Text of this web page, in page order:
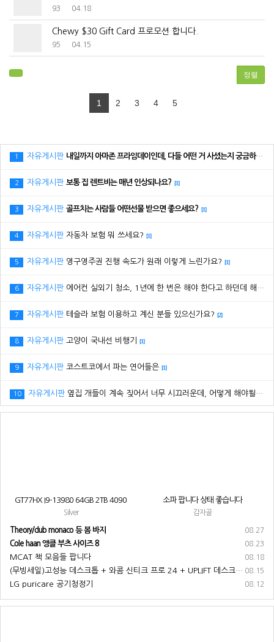
93 04.18
Chewy $30 Gift Card 프로모션 합니다.
95 04.15
정렬
1 2 3 4 5
1 자유게시판 내일까지 아마존 프라임데이인데, 다들 어떤 거 사셨는지 궁금하네요.
2 자유게시판 보통 집 렌트비는 매년 인상되나요? [1]
3 자유게시판 골프치는 사람들 어떤선물 받으면 좋으세요? [1]
4 자유게시판 자동차 보험 뭐 쓰세요? [1]
5 자유게시판 영구영주권 진행 속도가 원래 이렇게 느린가요? [1]
6 자유게시판 에어컨 실외기 청소, 1년에 한 번은 해야 한다고 하던데 해보신 분 있으세요?
7 자유게시판 테슬라 보험 이용하고 계신 분들 있으신가요? [2]
8 자유게시판 고양이 국내선 비행기 [1]
9 자유게시판 코스트코에서 파는 연어들은 [1]
10 자유게시판 옆집 개들이 계속 짖어서 너무 시끄러운데, 어떻게 해야될까요? ㅠㅠ
GT77HX I9-13980 64GB 2TB 4090
Silver
소파 팝니다 상태 좋습니다
감자골
08.27
Theory/club monaco 등 봄 바지
08.23
Cole haan 앵클 부츠 사이즈 8
08.18
MCAT 책 모음들 팝니다
08.15
(무빙세일)고성능 데스크톱 + 와콤 신티크 프로 24 + UPLIFT 데스크 + 기타 부속품 전부 팝니다
08.12
LG puricare 공기청정기